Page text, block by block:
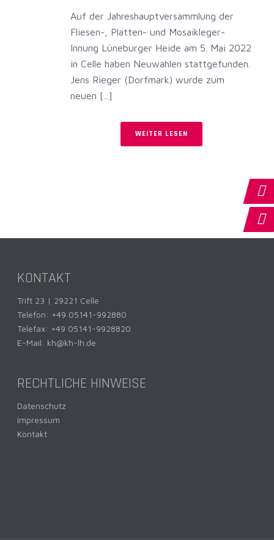
Auf der Jahreshauptversammlung der
Fliesen-, Platten- und Mosaikleger-
Innung Lüneburger Heide am 5. Mai 2022
in Celle haben Neuwahlen stattgefunden.
Jens Rieger (Dorfmark) wurde zum
neuen [...]
WEITER LESEN
KONTAKT
Trift 23 | 29221 Celle
Telefon: +49 05141-992880
Telefax: +49 05141-9928820
E-Mail: kh@kh-lh.de
RECHTLICHE HINWEISE
Datenschutz
Impressum
Kontakt